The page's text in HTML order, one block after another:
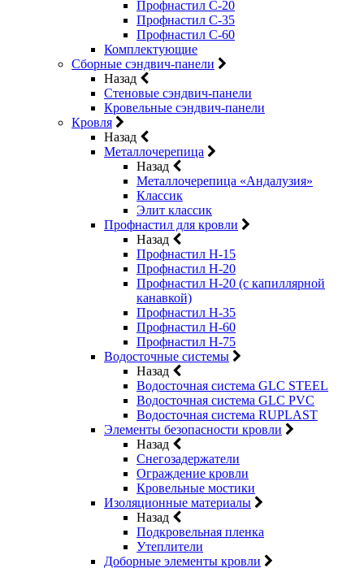
Профнастил С-20
Профнастил С-35
Профнастил С-60
Комплектующие
Сборные сэндвич-панели
Назад
Стеновые сэндвич-панели
Кровельные сэндвич-панели
Кровля
Назад
Металлочерепица
Назад
Металлочерепица «Андалузия»
Классик
Элит классик
Профнастил для кровли
Назад
Профнастил Н-15
Профнастил Н-20
Профнастил Н-20 (с капиллярной
канавкой)
Профнастил Н-35
Профнастил Н-60
Профнастил Н-75
Водосточные системы
Назад
Водосточная система GLC STEEL
Водосточная система GLC PVC
Водосточная система RUPLAST
Элементы безопасности кровли
Назад
Снегозадержатели
Ограждение кровли
Кровельные мостики
Изоляционные материалы
Назад
Подкровельная пленка
Утеплители
Доборные элементы кровли